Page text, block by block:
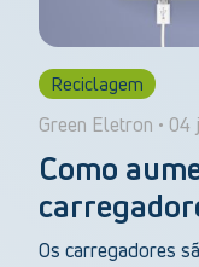
Reciclagem
Green Eletron • 04
Como
Os carregadores